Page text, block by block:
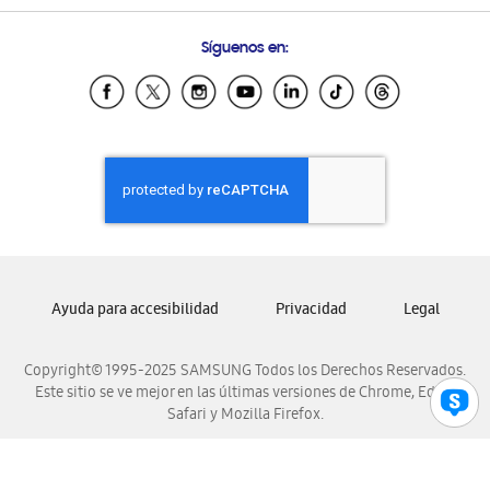
Samsung Ecuador
Samsung El Salvador
Samsung Honduras
Samsung Nicaragua
Samsung Panamá
Samsung Venezuela
Síguenos en:
Copyright© 1995-2025 SAMSUNG Todos los Derechos Reservados.
Este sitio se ve mejor en las últimas versiones de Chrome, Edge,
Safari y Mozilla Firefox.
Ayuda para accesibilidad Privacidad Legal